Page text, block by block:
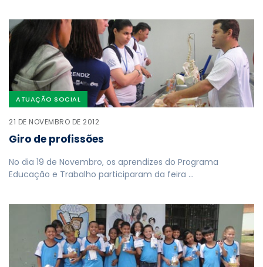
ATUAÇÃO SOCIAL
21 DE NOVEMBRO DE 2012
Giro de profissões
No dia 19 de Novembro, os aprendizes do Programa
Educação e Trabalho participaram da feira …